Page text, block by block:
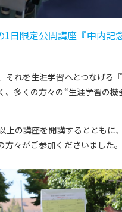
日限定公開講座『中内記
それを生涯学習へとつなげる
多くの方々の“生涯学習の機
上の講座を開講するとともに
々がご参加くださいました。